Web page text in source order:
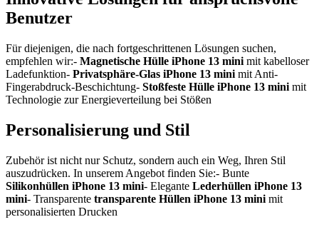
Benutzer
Für diejenigen, die nach fortgeschrittenen Lösungen suchen,
empfehlen wir:- Magnetische Hülle iPhone 13 mini mit kabelloser
Ladefunktion- Privatsphäre-Glas iPhone 13 mini mit Anti-
Fingerabdruck-Beschichtung- Stoßfeste Hülle iPhone 13 mini mit
Technologie zur Energieverteilung bei Stößen
Personalisierung und Stil
Zubehör ist nicht nur Schutz, sondern auch ein Weg, Ihren Stil
auszudrücken. In unserem Angebot finden Sie:- Bunte
Silikonhüllen iPhone 13 mini- Elegante Lederhüllen iPhone 13
mini- Transparente transparente Hüllen iPhone 13 mini mit
personalisierten Drucken